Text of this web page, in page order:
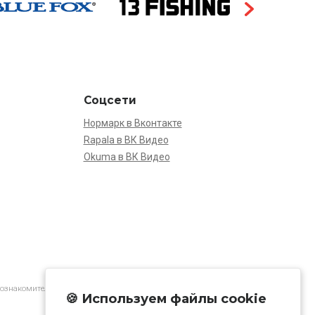
Соцсети
Нормарк в Вконтакте
Rapala в ВК Видео
Okuma в ВК Видео
🍪 Используем файлы cookie